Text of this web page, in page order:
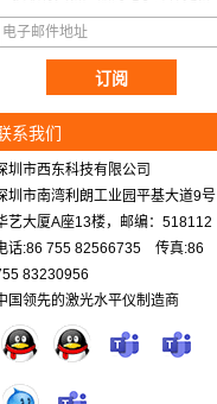
系我们
圳市西东科技有限公司
圳市南湾利朗工业园平基大道9号
艺大厦A座13楼，邮编：518112
话:86 755 82566735 传真:86
83230956
国领先的激光水平仪制造商